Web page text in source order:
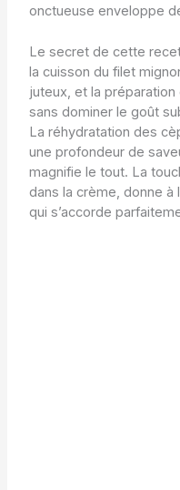
onctueuse enveloppe
Le secret de cette
la cuisson du filet
juteux, et la
sans dominer le goût
La réhydratation des
une profondeur de
magnifie le tout. La
dans la crème, donne
qui s’accorde